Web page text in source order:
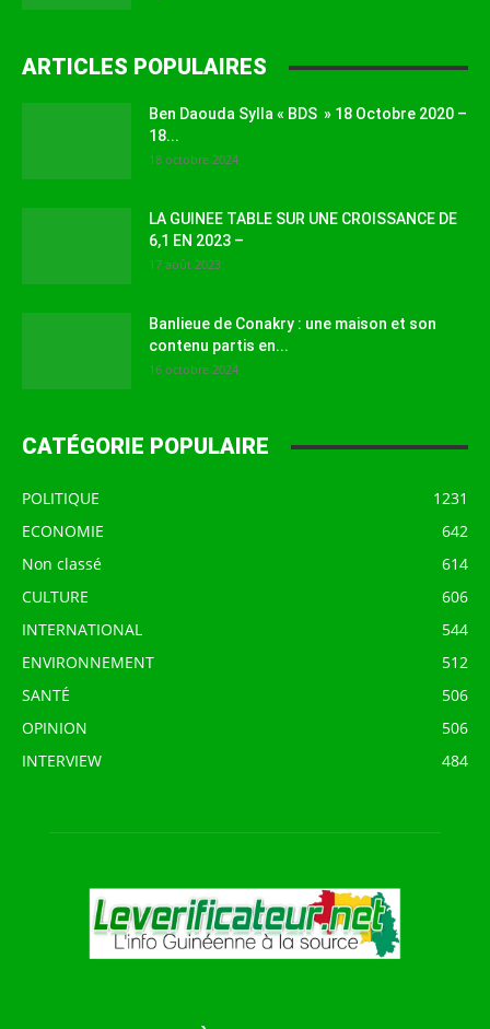
ARTICLES POPULAIRES
Ben Daouda Sylla « BDS » 18 Octobre 2020 –
18...
18 octobre 2024
LA GUINEE TABLE SUR UNE CROISSANCE DE
6,1 EN 2023 –
17 août 2023
Banlieue de Conakry : une maison et son
contenu partis en...
16 octobre 2024
CATÉGORIE POPULAIRE
POLITIQUE
1231
ECONOMIE
642
Non classé
614
CULTURE
606
INTERNATIONAL
544
ENVIRONNEMENT
512
SANTÉ
506
OPINION
506
INTERVIEW
484